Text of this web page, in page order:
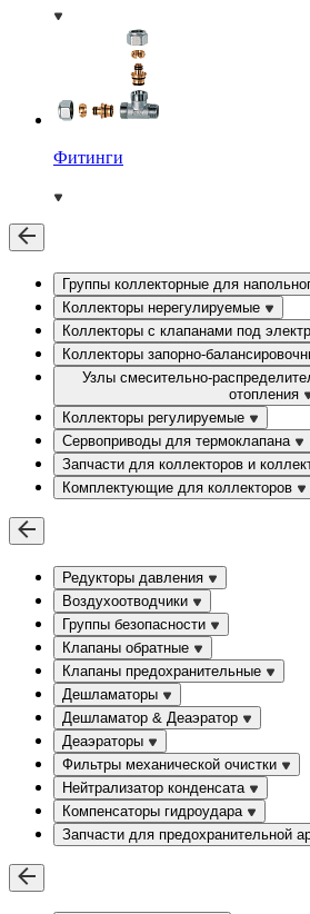
Фитинги
Группы коллекторные для
Коллекторы нерегулируемые
Коллекторы с клапанами под
Коллекторы запорно-
Узлы смесительно-
отопления
Коллекторы регулируемые
Сервоприводы для термоклапана
Запчасти для коллекторов и
Комплектующие для коллекторов
Редукторы давления
Воздухоотводчики
Группы безопасности
Клапаны обратные
Клапаны предохранительные
Дешламаторы
Дешламатор & Деаэратор
Деаэраторы
Фильтры механической очистки
Нейтрализатор конденсата
Компенсаторы гидроудара
Запчасти для предохранительной